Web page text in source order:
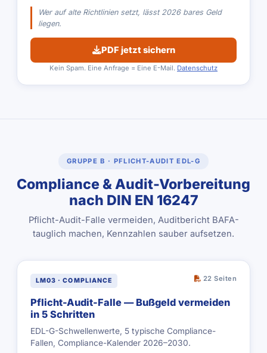
Wer auf alte Richtlinien setzt, lässt 2026 bares Geld
liegen.
PDF jetzt sichern
Kein Spam. Eine Anfrage = Eine E-Mail. Datenschutz
GRUPPE B · PFLICHT-AUDIT EDL-G
Compliance & Audit-Vorbereitung
nach DIN EN 16247
Pflicht-Audit-Falle vermeiden, Auditbericht BAFA-
tauglich machen, Kennzahlen sauber aufsetzen.
LM03 · COMPLIANCE 22 Seiten
Pflicht-Audit-Falle — Bußgeld vermeiden
in 5 Schritten
EDL-G-Schwellenwerte, 5 typische Compliance-
Fallen, Compliance-Kalender 2026–2030.